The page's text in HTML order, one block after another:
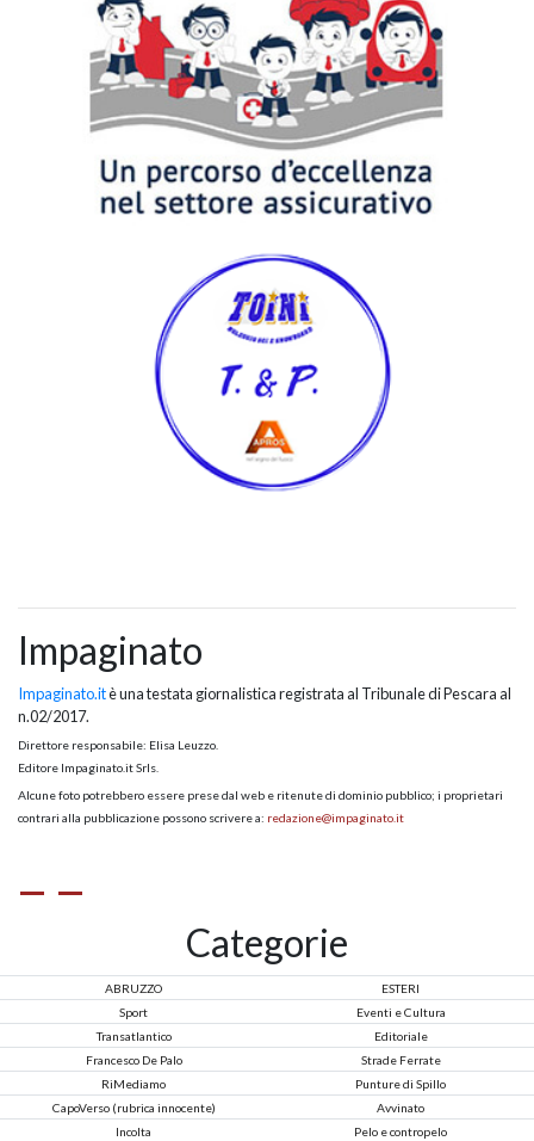
Impaginato
Impaginato.itè una testata giornalistica registrata al Tribunale di Pescara al
n.02/2017.
Direttore responsabile: Elisa Leuzzo.
Editore Impaginato.it Srls.
Alcune foto potrebbero essere prese dal web e ritenute di dominio pubblico; i proprietari
contrari alla pubblicazione possono scrivere a: redazione@impaginato.it
Categorie
ABRUZZO
ESTERI
Sport
Eventi e Cultura
Transatlantico
Editoriale
Francesco De Palo
Strade Ferrate
RiMediamo
Punture di Spillo
CapoVerso (rubrica innocente)
Avvinato
Incolta
Pelo e contropelo